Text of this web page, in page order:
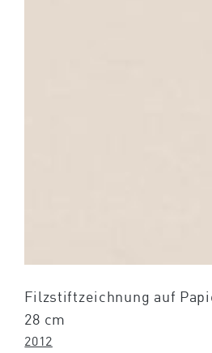
Filzstiftzeichnung auf
28 cm
2012